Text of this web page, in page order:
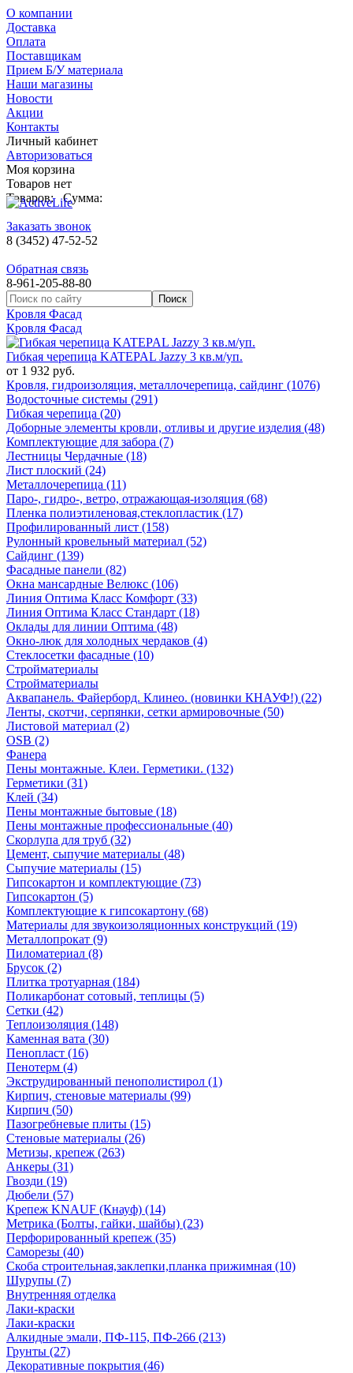
О компании
Доставка
Оплата
Поставщикам
Прием Б/У материала
Наши магазины
Новости
Акции
Контакты
Личный кабинет
Авторизоваться
Моя корзина
Товаров нет
Товаров: Сумма:
Заказать звонок
8 (3452) 47-52-52
Обратная связь
8-961-205-88-80
Кровля Фасад
Кровля Фасад
Гибкая черепица KATEPAL Jazzy 3 кв.м/уп.
от 1 932 руб.
Кровля, гидроизоляция, металлочерепица, сайдинг (1076)
Водосточные системы (291)
Гибкая черепица (20)
Доборные элементы кровли, отливы и другие изделия (48)
Комплектующие для забора (7)
Лестницы Чердачные (18)
Лист плоский (24)
Металлочерепица (11)
Паро-, гидро-, ветро, отражающая-изоляция (68)
Пленка полиэтиленовая,стеклопластик (17)
Профилированный лист (158)
Рулонный кровельный материал (52)
Сайдинг (139)
Фасадные панели (82)
Окна мансардные Велюкс (106)
Линия Оптима Класс Комфорт (33)
Линия Оптима Класс Стандарт (18)
Оклады для линии Оптима (48)
Окно-люк для холодных чердаков (4)
Стеклосетки фасадные (10)
Стройматериалы
Стройматериалы
Аквапанель. Файерборд. Клинео. (новинки КНАУФ!) (22)
Ленты, скотчи, серпянки, сетки армировочные (50)
Листовой материал (2)
OSB (2)
Фанера
Пены монтажные. Клеи. Герметики. (132)
Герметики (31)
Клей (34)
Пены монтажные бытовые (18)
Пены монтажные профессиональные (40)
Скорлупа для труб (32)
Цемент, сыпучие материалы (48)
Сыпучие материалы (15)
Гипсокартон и комплектующие (73)
Гипсокартон (5)
Комплектующие к гипсокартону (68)
Материалы для звукоизоляционных конструкций (19)
Металлопрокат (9)
Пиломатериал (8)
Брусок (2)
Плитка тротуарная (184)
Поликарбонат сотовый, теплицы (5)
Сетки (42)
Теплоизоляция (148)
Каменная вата (30)
Пенопласт (16)
Пенотерм (4)
Экструдированный пенополистирол (1)
Кирпич, стеновые материалы (99)
Кирпич (50)
Пазогребневые плиты (15)
Стеновые материалы (26)
Метизы, крепеж (263)
Анкеры (31)
Гвозди (19)
Дюбели (57)
Крепеж KNAUF (Кнауф) (14)
Метрика (Болты, гайки, шайбы) (23)
Перфорированный крепеж (35)
Саморезы (40)
Скоба строительная,заклепки,планка прижимная (10)
Шурупы (7)
Внутренняя отделка
Лаки-краски
Лаки-краски
Алкидные эмали, ПФ-115, ПФ-266 (213)
Грунты (27)
Декоративные покрытия (46)